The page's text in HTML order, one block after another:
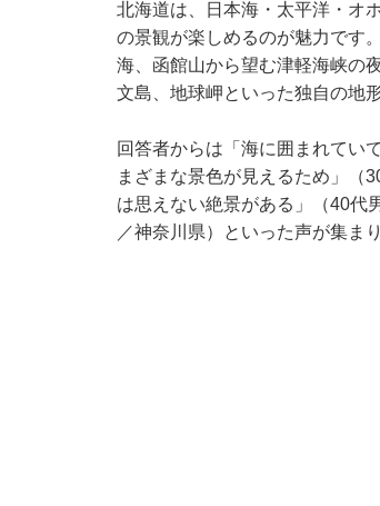
北海道は、日本海・太平洋・オ
の景観が楽しめるのが魅力です
海、函館山から望む津軽海峡の
文島、地球岬といった独自の地
回答者からは「海に囲まれてい
まざまな景色が見えるため」（
は思えない絶景がある」（40代
／神奈川県）といった声が集ま